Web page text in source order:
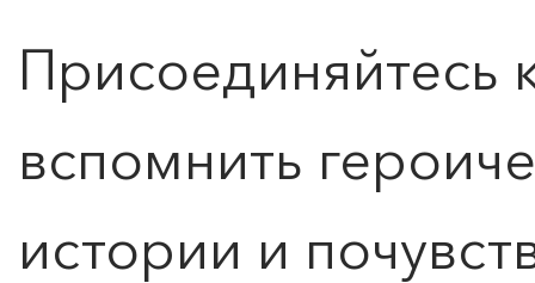
Присоединяйтесь
вспомнить
истории и